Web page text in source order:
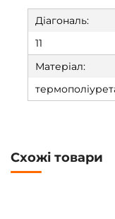
Діагональ:
11
Матеріал:
Схожі товари